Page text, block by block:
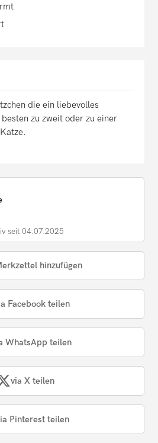
die ein liebevolles
zu zweit oder zu einer
seit 04.07.2025
hinzufügen
Facebook teilen
WhatsApp teilen
via X teilen
Pinterest teilen